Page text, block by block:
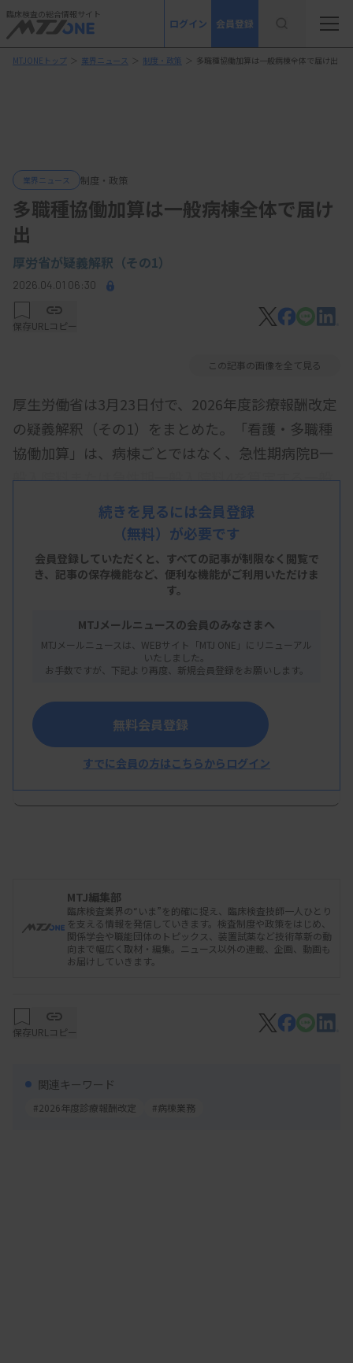
臨床検査の総合情報サイト
ログイン 会員登録
MTJONEトップ ＞ 業界ニュース ＞ 制度・政策 ＞ 多職種協働加算は一般病棟全体で届け出
業界ニュース 制度・政策
多職種協働加算は一般病棟全体で届け
出
厚労省が疑義解釈（その1）
2026.04.01 06:30
保存URLコピー
この記事の画像を全て見る
厚生労働省は3月23日付で、2026年度診療報酬改定
の疑義解釈（その1）をまとめた。「看護・多職種
協働加算」は、病棟ごとではなく、急性期病院B一
般入院料または急性期一般入院料4を算定する一般
病棟全体で届け出るとの解釈を示した。
また、抗菌薬適正使用体制加算の施設基準の一つで
あるAccess抗菌薬の使用比率について、2026年10
月ごろに受け付ける第3回データ（対象期間は2026
疑義解釈資料の送付について（その1）
しい内容をご覧いただきたい方は
読のお申込み）
続きを見るには会員登録
（無料）が必要です
会員登録していただくと、すべての記事が制限なく閲覧で
き、 記事の保存機能など、便利な機能がご利用いただけま
す。
MTJメールニュースの会員のみなさまへ
MTJメールニュースは、WEBサイト「MTJ ONE」にリニューアル
いたしました。
お手数ですが、下記より再度、新規会員登録をお願いします。
無料会員登録
すでに会員の方はこちらからログイン
MTJ編集部
臨床検査業界の“いま”を的確に捉え、臨床検査技師一人ひとり
を支える情報を発信していきます。検査制度や政策をはじめ、
関係学会や職能団体のトピックス、装置試薬など技術革新の動
向まで幅広く取材・編集。ニュース以外の連載、企画、動画も
お届けしていきます。
保存URLコピー
関連キーワード
#2026年度診療報酬改定 #病棟業務